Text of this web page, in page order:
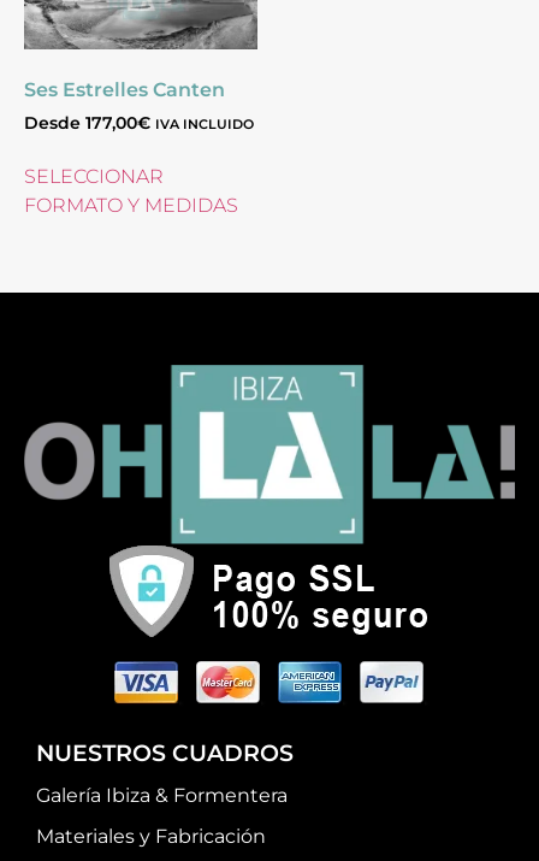
Ses Estrelles Canten
Desde 177,00€ IVA INCLUIDO
SELECCIONAR
FORMATO Y MEDIDAS
NUESTROS CUADROS
Galería Ibiza & Formentera
Materiales y Fabricación